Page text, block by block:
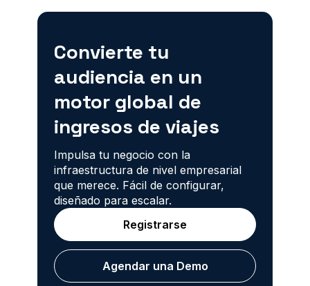
Convierte tu
audiencia en un
motor global de
ingresos de viajes
Impulsa tu negocio con la
infraestructura de nivel empresarial
que merece. Fácil de configurar,
diseñado para escalar.
Registrarse
Agendar una Demo